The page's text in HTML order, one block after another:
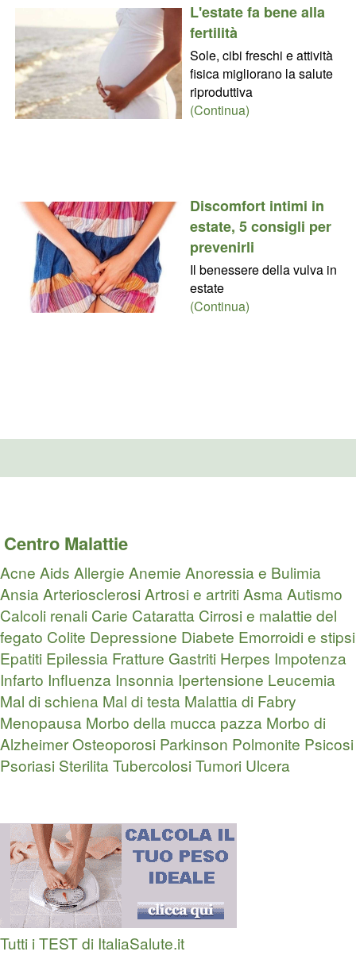
L'estate fa bene alla
fertilità
Sole, cibi freschi e attività
fisica migliorano la salute
riproduttiva
(Continua)
Discomfort intimi in
estate, 5 consigli per
prevenirli
Il benessere della vulva in
estate
(Continua)
Centro Malattie
Acne Aids Allergie Anemie Anoressia e Bulimia
AnsiaArteriosclerosiArtrosi e artritiAsmaAutismo
Calcoli renali Carie Cataratta Cirrosi e malattie del
fegato Colite Depressione Diabete Emorroidi e stipsi
Epatiti Epilessia Fratture Gastriti Herpes Impotenza
Infarto Influenza Insonnia Ipertensione Leucemia
Mal di schiena Mal di testa Malattia di Fabry
Menopausa Morbo della mucca pazza Morbo di
AlzheimerOsteoporosi Parkinson Polmonite Psicosi
Psoriasi SterilitaTubercolosiTumori Ulcera
Tutti i TEST di ItaliaSalute.it